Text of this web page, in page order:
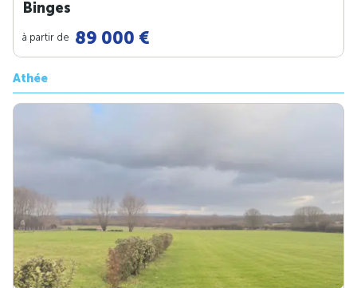
Binges
à partir de 89 000 €
Athée